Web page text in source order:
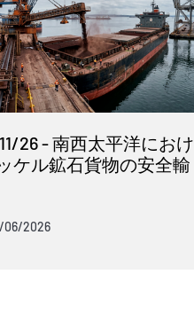
26 - 南西太平洋におけ
ケル鉱石貨物の安全輸
06/2026